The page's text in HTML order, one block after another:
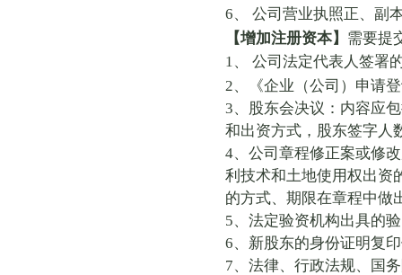
6、
公司营业执照正、副
【增加注册资本】 需要提
1、
公司法定代表人签署
2、《企业（公司）申请
3、股东会决议：内容应
和出资方式，股东签字人
4、公司章程修正案或修
利技术和土地使用权出资
的方式、期限在章程中做
5、法定验资机构出具的
6、新股东的身份证明复
7、法律、行政法规、国